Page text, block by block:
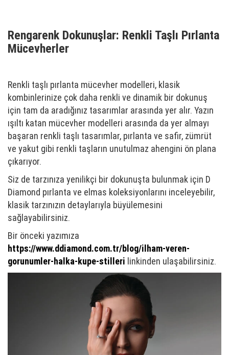
Rengarenk Dokunuşlar: Renkli Taşlı Pırlanta
Mücevherler
Renkli taşlı pırlanta mücevher modelleri, klasik
kombinlerinize çok daha renkli ve dinamik bir dokunuş
için tam da aradığınız tasarımlar arasında yer alır. Yazın
ışıltı katan mücevher modelleri arasında da yer almayı
başaran renkli taşlı tasarımlar, pırlanta ve safir, zümrüt
ve yakut gibi renkli taşların unutulmaz ahengini ön plana
çıkarıyor.
Siz de tarzınıza yenilikçi bir dokunuşta bulunmak için D
Diamond pırlanta ve elmas koleksiyonlarını inceleyebilir,
klasik tarzınızın detaylarıyla büyülemesini
sağlayabilirsiniz.
Bir önceki yazımıza
https://www.ddiamond.com.tr/blog/ilham-veren-
gorunumler-halka-kupe-stilleri linkinden ulaşabilirsiniz.